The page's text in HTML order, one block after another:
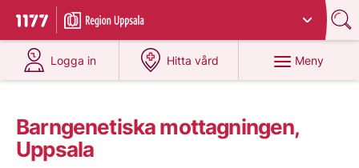
Till startsidan för 1177
Du har valt region
Logga in
på 1177.se
Hitta vård
på 1177.se
Meny
Barngenetiska mottagningen,
Uppsala